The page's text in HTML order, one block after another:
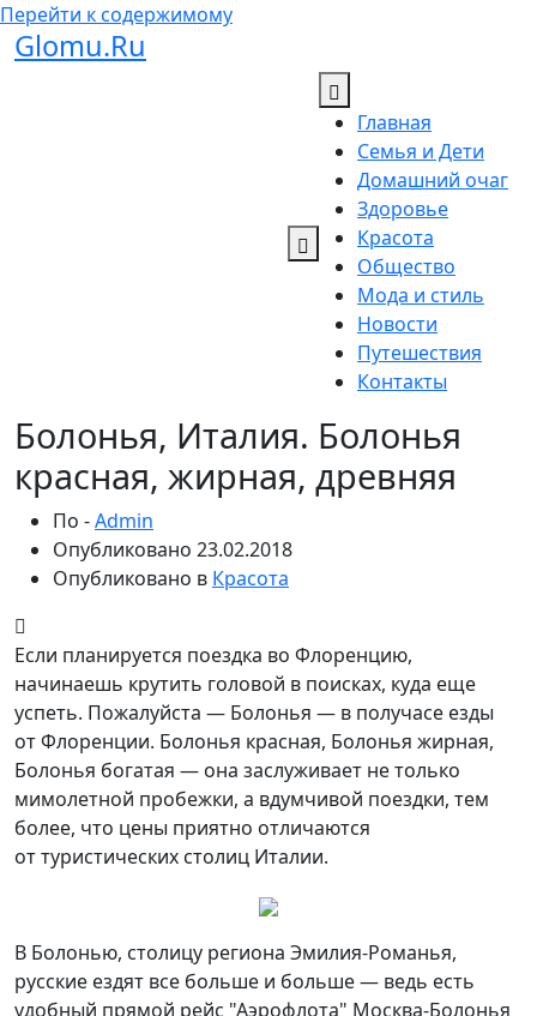
Перейти к содержимому
Glomu.Ru
Главная
Семья и Дети
Домашний очаг
Здоровье
Красота
Общество
Мода и стиль
Новости
Путешествия
Контакты
Болонья, Италия. Болонья
красная, жирная, древняя
По -Admin
Опубликовано 23.02.2018
Опубликовано в Красота
Если планируется поездка во Флоренцию,
начинаешь крутить головой в поисках, куда еще
успеть. Пожалуйста — Болонья — в получасе езды
от Флоренции. Болонья красная, Болонья жирная,
Болонья богатая — она заслуживает не только
мимолетной пробежки, а вдумчивой поездки, тем
более, что цены приятно отличаются
от туристических столиц Италии.
В Болонью, столицу региона Эмилия-Романья,
русские ездят все больше и больше — ведь есть
удобный прямой рейс "Аэрофлота" Москва-Болонья